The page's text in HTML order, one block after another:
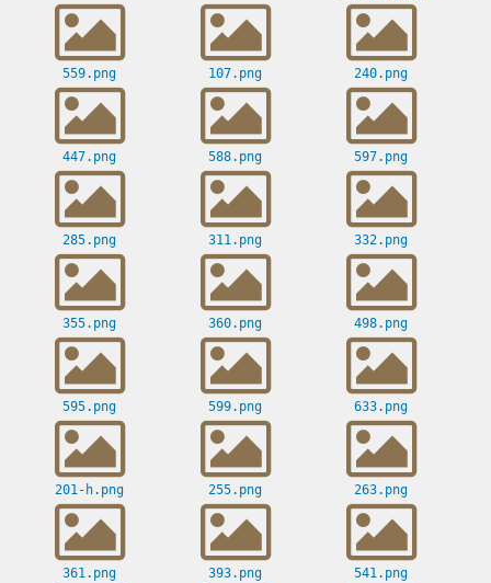
559.png 107.png 240.png
447.png 588.png 597.png
285.png 311.png 332.png
355.png 360.png 498.png
595.png 599.png 633.png
201-h.png 255.png 263.png
361.png 393.png 541.png